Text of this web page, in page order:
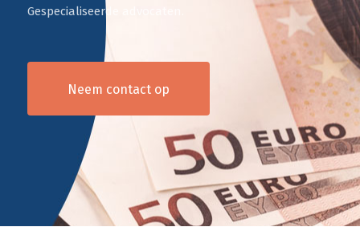
Gespecialiseerde advocaten.
Neem contact op